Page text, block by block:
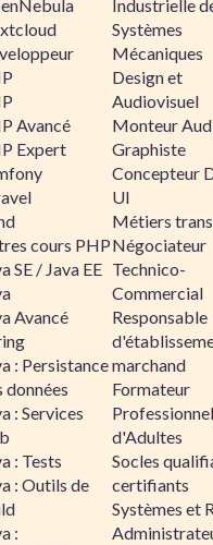
Avancé
Expert
cours PHP
SE / Java EE
Avancé
: Persistance
données
: Services
: Tests
: Outils de
:
Industrielle
Systèmes
Mécaniques
Design et
Audiovisuel
Monteur
Graphiste
Concepteur
UI
Métiers
Négociateur
Technico-
Commercial
Responsable
marchand
Formateur
Professionnel
d'Adultes
Socles
certifiants
Systèmes et